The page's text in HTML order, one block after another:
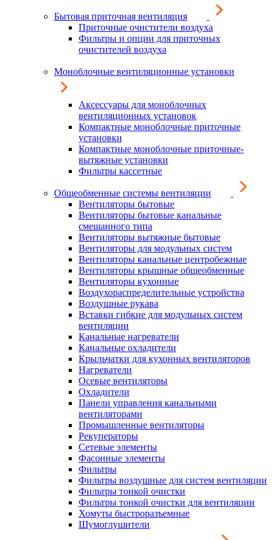
Бытовая приточная вентиляция
Приточные очистители воздуха
Фильтры и опции для приточных
очистителей воздуха
Моноблочные вентиляционные установки
Аксессуары для моноблочных
вентиляционных установок
Компактные моноблочные приточные
установки
Компактные моноблочные приточные-
вытяжные установки
Фильтры кассетные
Общеобменные системы вентиляции
Вентиляторы бытовые
Вентиляторы бытовые канальные
смешанного типа
Вентиляторы вытяжные бытовые
Вентиляторы для модульных систем
Вентиляторы канальные центробежные
Вентиляторы крышные общеобменные
Вентиляторы кухонные
Воздухораспределительные устройства
Воздушные рукава
Вставки гибкие для модульных систем
вентиляции
Канальные нагреватели
Канальные охладители
Крыльчатки для кухонных вентиляторов
Нагреватели
Осевые вентиляторы
Охладители
Панели управления канальными
вентиляторами
Промышленные вентиляторы
Рекуператоры
Сетевые элементы
Фасонные элементы
Фильтры
Фильтры воздушные для систем вентиляции
Фильтры тонкой очистки
Фильтры тонкой очистки для вентиляции
Хомуты быстроразъемные
Шумоглушители